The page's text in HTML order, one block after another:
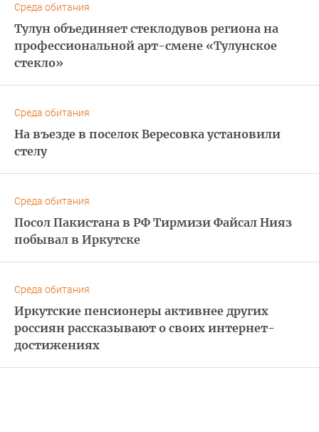
Среда обитания
Тулун объединяет стеклодувов региона на
профессиональной арт-смене «Тулунское
стекло»
Среда обитания
На въезде в поселок Вересовка установили
стелу
Среда обитания
Посол Пакистана в РФ Тирмизи Файсал Нияз
побывал в Иркутске
Среда обитания
Иркутские пенсионеры активнее других
россиян рассказывают о своих интернет-
достижениях